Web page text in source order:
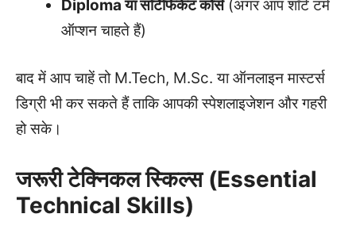
Diploma या सर्टिफिकेट कोर्स(अगर आप शॉर्ट टर्म
ऑप्शन चाहते हैं)
बाद में आप चाहें तो M.Tech, M.Sc. या ऑनलाइन मास्टर्स
डिग्री भी कर सकते हैं ताकि आपकी स्पेशलाइजेशन और गहरी
हो सके।
जरूरी टेक्निकल स्किल्स (Essential
Technical Skills)